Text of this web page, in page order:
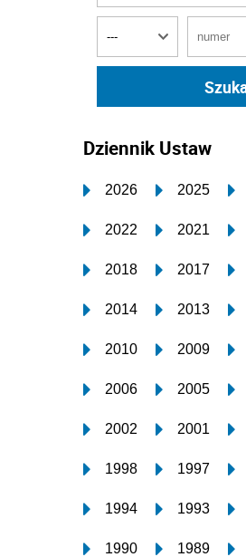
Dziennik Ustaw
2026 2025
2022 2021
2018 2017
2014 2013
2010 2009
2006 2005
2002 2001
1998 1997
1994 1993
1990 1989